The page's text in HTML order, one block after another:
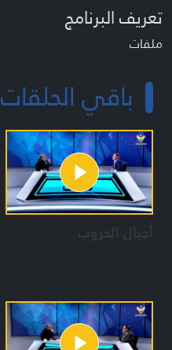
تعريف البرنامج
ملفات
باقي الحلقات
أجيال الحروب